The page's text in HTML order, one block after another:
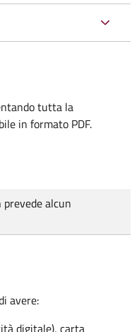
tutta la
in formato PDF.
alcun
avere:
digitale), carta